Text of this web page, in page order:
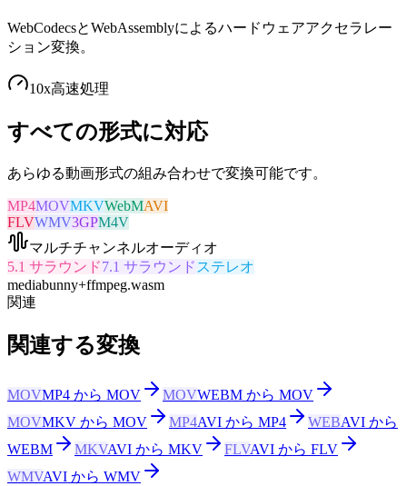
WebCodecsとWebAssemblyによるハードウェアアクセラレー
ション変換。
10x高速処理
すべての形式に対応
あらゆる動画形式の組み合わせで変換可能です。
MP4MOVMKVWebMAVI
FLVWMV3GPM4V
マルチチャンネルオーディオ
5.1 サラウンド7.1 サラウンド ステレオ
mediabunny+ffmpeg.wasm
関連
関連する変換
MOVMP4 から MOV MOVWEBM から MOV
MOVMKV から MOV MP4AVI から MP4 WEBAVI から
WEBM
MKVAVI から MKV FLVAVI から FLV
WMVAVI から WMV